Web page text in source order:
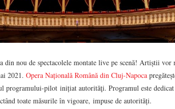
din nou de spectacolele montate live pe scenă! Artiștii vor
2021. Opera Națională Română din Cluj-Napoca
programului-pilot inițiat autorităţi. Programul este
toate măsurile în vigoare, impuse de autorități.